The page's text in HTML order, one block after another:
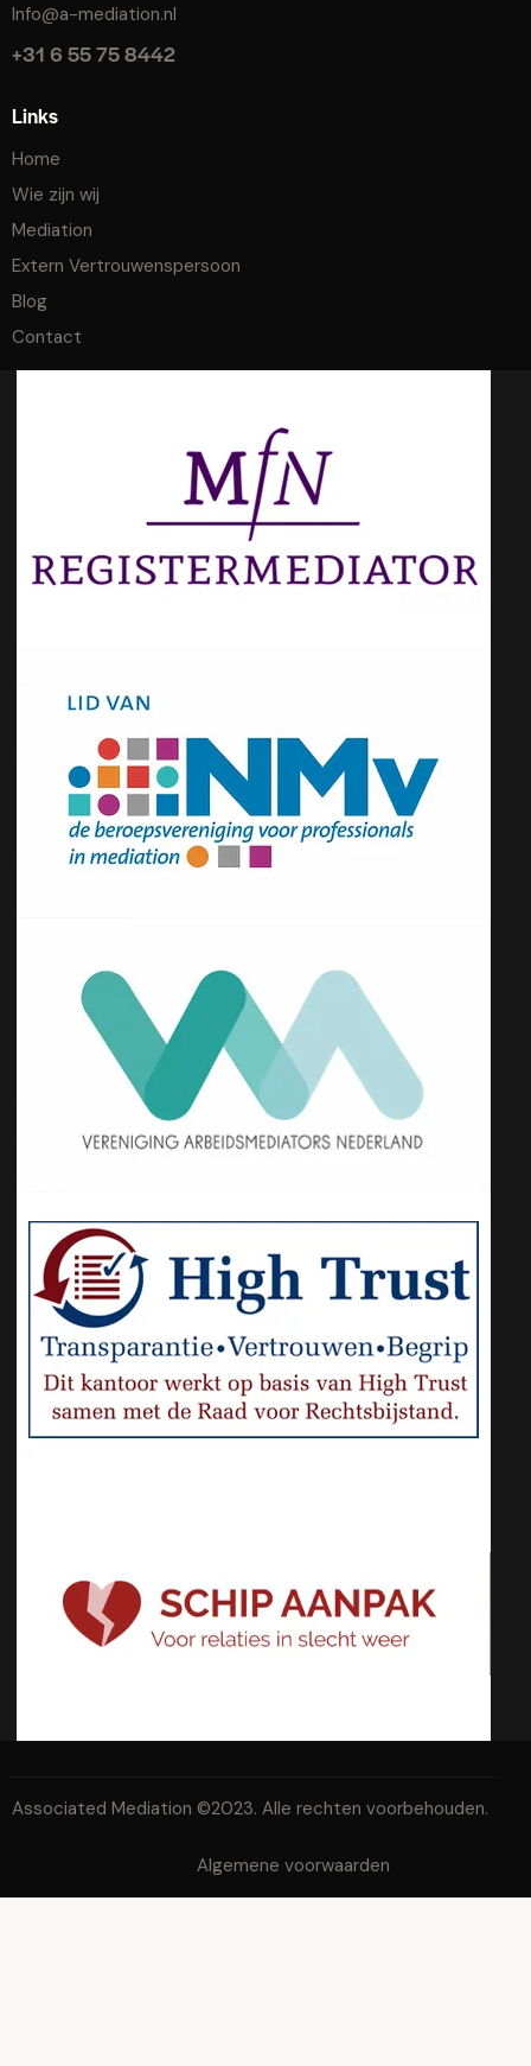
Info@a-mediation.nl
+31 6 55 75 8442
Links
Home
Wie zijn wij
Mediation
Extern Vertrouwenspersoon
Blog
Contact
Associated Mediation ©2023. Alle rechten voorbehouden.
Algemene voorwaarden